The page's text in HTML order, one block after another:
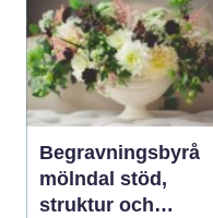
Begravningsbyrå
mölndal stöd,
struktur och